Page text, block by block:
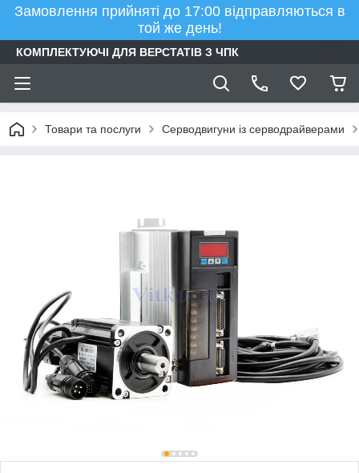
Замовлення прийняті до 17:00 відправляються в
той же день!
КОМПЛЕКТУЮЧІ ДЛЯ ВЕРСТАТІВ З ЧПК
Товари та послуги Серводвигуни із серводрайверами